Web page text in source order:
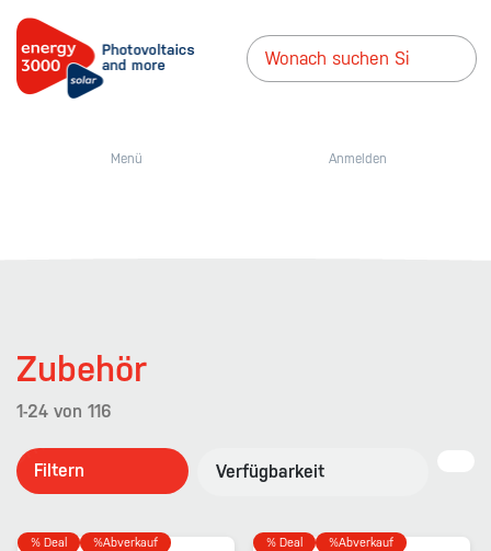
Menü Anmelden
Zubehör
1-24 von 116
Filtern Verfügbarkeit
% Deal %Abverkauf % Deal %Abverkauf